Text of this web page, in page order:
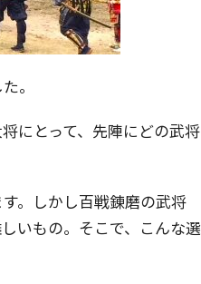
。
にとって、先陣にどの武将
。しかし百戦錬磨の武将
いもの。そこで、こんな選